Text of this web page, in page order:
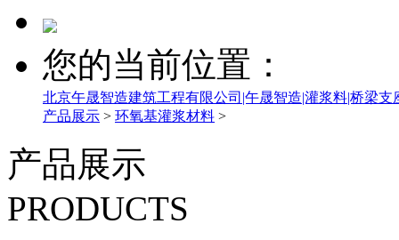
您的当前位置：
北京午晟智造建筑工程有限公司|午晟智造|灌浆料|桥梁
产品展示 > 环氧基灌浆材料 >
产品展示
PRODUCTS